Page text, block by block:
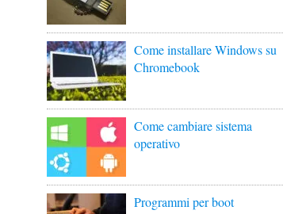
Come installare Windows su
Chromebook
Come cambiare sistema
operativo
Programmi per boot